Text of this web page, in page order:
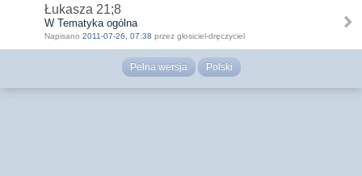
Łukasza 21;8
W Tematyka ogólna
Napisano 2011-07-26, 07:38 przez głosiciel-dręczyciel
Pełna wersja Polski